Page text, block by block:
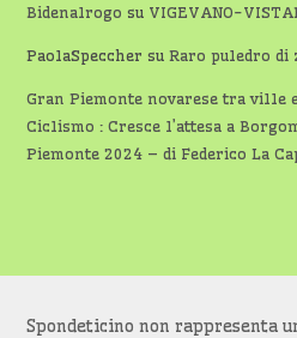
Bidenalrogo su VIGEVANO-
PaolaSpeccher suRaro puledro di
Gran Piemonte novarese tra ville
Ciclismo : Cresce l’attesa a
Piemonte 2024 – di Federico La
Spondeticino non rappresenta